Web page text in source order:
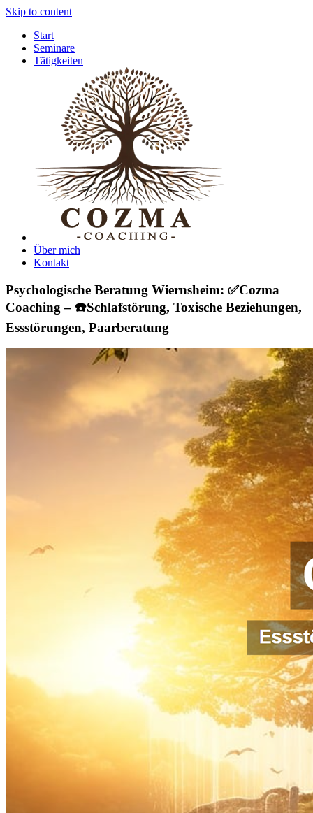
Skip to content
Start
Seminare
Tätigkeiten
Über mich
Kontakt
Psychologische Beratung Wiernsheim: ✅Cozma
Coaching – ☎️Schlafstörung, Toxische Beziehungen,
Essstörungen, Paarberatung